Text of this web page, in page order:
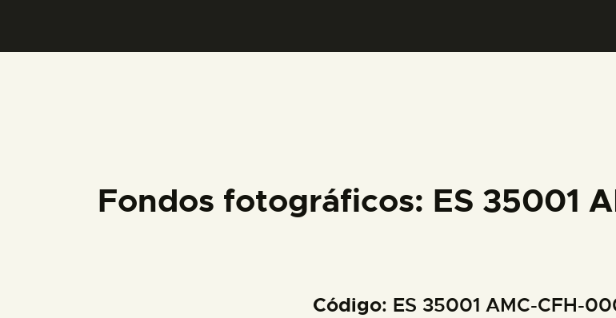
Fondos fotográficos: ES 35001
Código: ES 35001 AMC-CFH-